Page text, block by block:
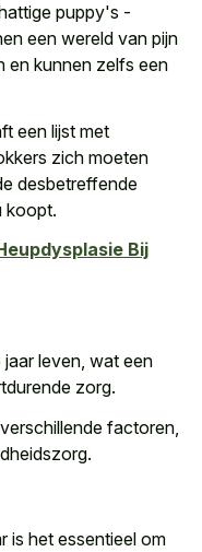
puppy's -
een wereld van pijn
en kunnen zelfs een
een lijst met
zich moeten
desbetreffende
koopt.
Bij
jaar leven, wat een
zorg.
factoren,
is het essentieel om